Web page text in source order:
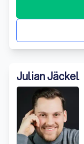
Julian Jäckel